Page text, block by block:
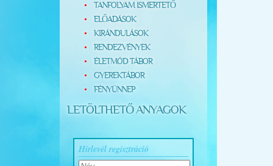
TANFOLYAM ISMERTETŐ
ELŐADÁSOK
KIRÁNDULÁSOK
RENDEZVÉNYEK
ÉLETMÓD TÁBOR
GYEREKTÁBOR
FÉNYÜNNEP
LETÖLTHETŐ ANYAGOK
Hírlevél regisztráció